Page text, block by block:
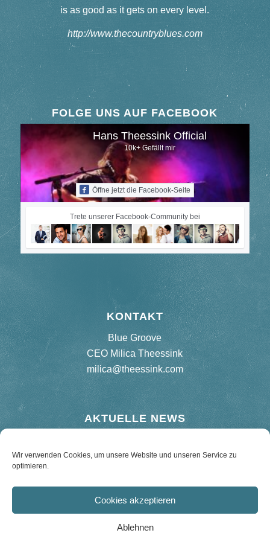
Wir verwenden Cookies, um unsere Website und unseren Service zu
optimieren.
Cookies akzeptieren
Ablehnen
is as good as it gets on every level.
http://www.thecountryblues.com
FOLGE UNS AUF FACEBOOK
Hans Theessink Official
10k+ Gefällt mir
Öffne jetzt die Facebook-Seite
Trete unserer Facebook-Community bei
KONTAKT
Blue Groove
CEO Milica Theessink
milica@theessink.com
AKTUELLE NEWS